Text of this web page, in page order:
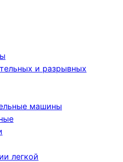
и разрывных
машины
легкой